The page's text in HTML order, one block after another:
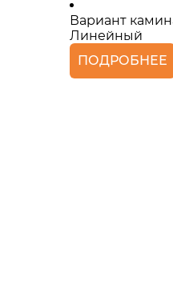
Вариант
Линейный
ПОДРОБНЕЕ